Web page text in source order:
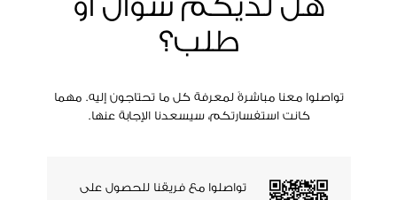
طلب؟
تواصلوا معنا مباشرةً لمعرفة كل ما تحتاجون إليه. مهما
كانت استفسارتكم، سيسعدنا الإجابة عنها.
تواصلوا مع فريقنا للحصول على